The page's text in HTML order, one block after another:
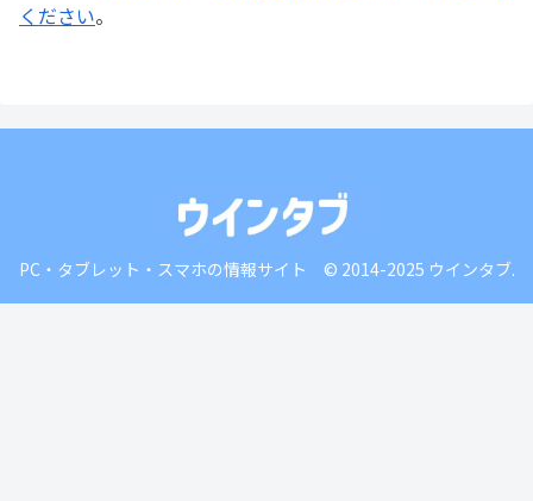
ください。
PC・タブレット・スマホの情報サイト © 2014-2025 ウインタブ.